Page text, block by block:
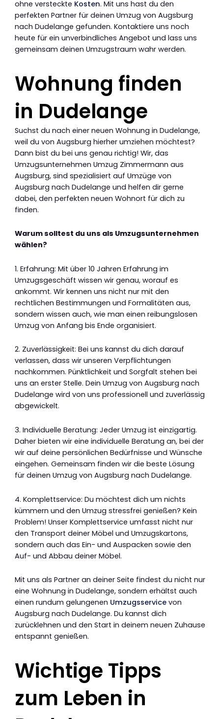
ohne versteckte Kosten. Mit uns hast du den
perfekten Partner für deinen Umzug von Augsburg
nach Dudelange gefunden. Kontaktiere uns noch
heute für ein unverbindliches Angebot und lass uns
gemeinsam deinen Umzugstraum wahr werden.
Wohnung finden
in Dudelange
Suchst du nach einer neuen Wohnung in Dudelange,
weil du von Augsburg hierher umziehen möchtest?
Dann bist du bei uns genau richtig! Wir, das
Umzugsunternehmen Umzug Zimmermann aus
Augsburg, sind spezialisiert auf Umzüge von
Augsburg nach Dudelange und helfen dir gerne
dabei, den perfekten neuen Wohnort für dich zu
finden.
Warum solltest du uns als Umzugsunternehmen
wählen?
1. Erfahrung: Mit über 10 Jahren Erfahrung im
Umzugsgeschäft wissen wir genau, worauf es
ankommt. Wir kennen uns nicht nur mit den
rechtlichen Bestimmungen und Formalitäten aus,
sondern wissen auch, wie man einen reibungslosen
Umzug von Anfang bis Ende organisiert.
2. Zuverlässigkeit: Bei uns kannst du dich darauf
verlassen, dass wir unseren Verpflichtungen
nachkommen. Pünktlichkeit und Sorgfalt stehen bei
uns an erster Stelle. Dein Umzug von Augsburg nach
Dudelange wird von uns professionell und zuverlässig
abgewickelt.
3. Individuelle Beratung: Jeder Umzug ist einzigartig.
Daher bieten wir eine individuelle Beratung an, bei der
wir auf deine persönlichen Bedürfnisse und Wünsche
eingehen. Gemeinsam finden wir die beste Lösung
für deinen Umzug von Augsburg nach Dudelange.
4. Komplettservice: Du möchtest dich um nichts
kümmern und den Umzug stressfrei genießen? Kein
Problem! Unser Komplettservice umfasst nicht nur
den Transport deiner Möbel und Umzugskartons,
sondern auch das Ein- und Auspacken sowie den
Auf- und Abbau deiner Möbel.
Mit uns als Partner an deiner Seite findest du nicht nur
eine Wohnung in Dudelange, sondern erhältst auch
einen rundum gelungenen Umzugsservice von
Augsburg nach Dudelange. Du kannst dich
zurücklehnen und den Start in deinem neuen Zuhause
entspannt genießen.
Wichtige Tipps
zum Leben in